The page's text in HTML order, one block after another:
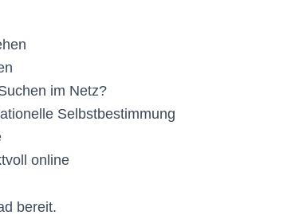
im Netz?
Selbstbestimmung
online
bereit.